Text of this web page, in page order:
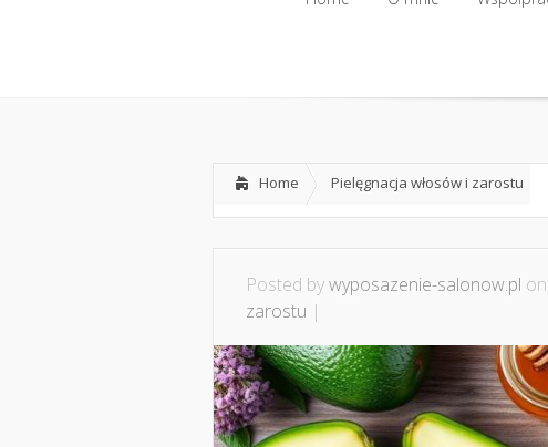
Home Pielęgnacja włosów i zarostu
Posted bywyposazenie-salonow.pl
zarostu |